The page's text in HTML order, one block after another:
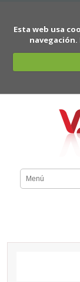
Esta web usa
navegación.